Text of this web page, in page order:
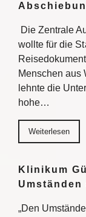
Die Zentrale
wollte für die
Menschen aus
lehnte die
hohe…
Weiterlesen
Klinikum
Umständen
„Den